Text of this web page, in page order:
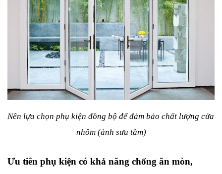
Nên lựa chọn phụ kiện đồng bộ để đảm bảo chất lượng cửa
nhôm (ảnh sưu tầm)
Ưu tiên phụ kiện có khả năng chống ăn mòn,